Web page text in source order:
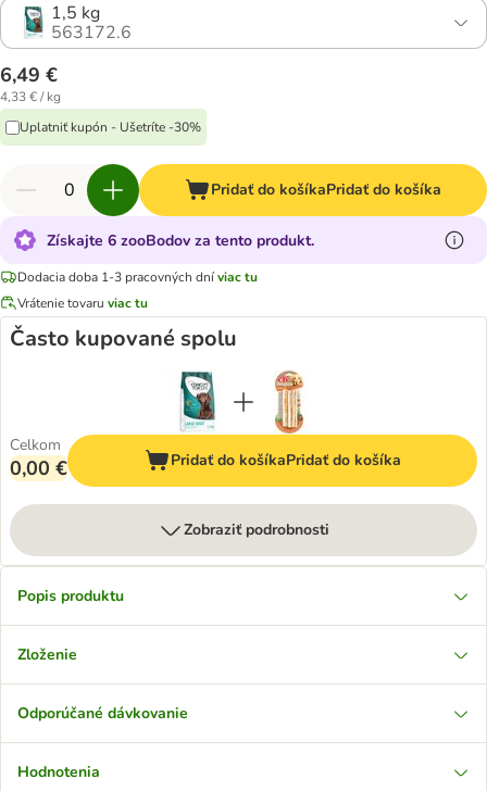
1,5 kg
563172.6
6,49 €
4,33 € / kg
Uplatniť kupón - Ušetríte -30%
Pridať do košíkaPridať do košíka
Získajte 6 zooBodov za tento produkt.
Dodacia doba 1-3 pracovných dníviac tu
Vrátenie tovaru viac tu
Často kupované spolu
Celkom
0,00 € Pridať do košíkaPridať do košíka
Zobraziť podrobnosti
Popis produktu
Zloženie
Odporúčané dávkovanie
Hodnotenia